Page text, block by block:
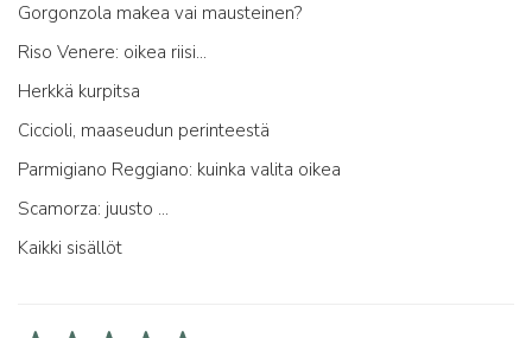
Gorgonzola makea vai mausteinen?
Riso Venere: oikea riisi...
Herkkä kurpitsa
Ciccioli, maaseudun perinteestä
Parmigiano Reggiano: kuinka valita oikea
Scamorza: juusto ...
Kaikki sisällöt